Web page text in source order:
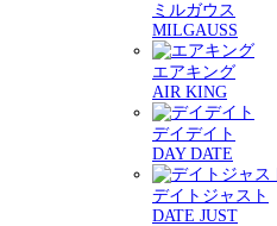
ミルガウス
MILGAUSS
エアキング
AIR KING
デイデイト
DAY DATE
デイトジャスト
DATE JUST